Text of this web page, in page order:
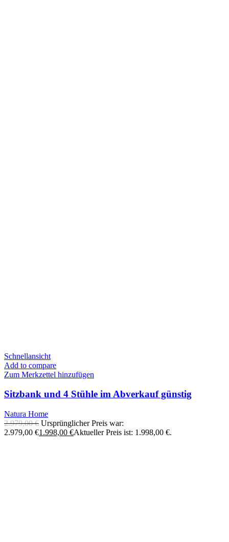
Schnellansicht
Add to compare
Zum Merkzettel hinzufügen
Sitzbank und 4 Stühle im Abverkauf günstig
Natura Home
2.979,00€ Ursprünglicher Preis war:
2.979,00 €1.998,00 €Aktueller Preis ist: 1.998,00 €.